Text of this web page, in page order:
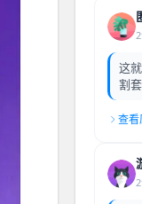
这
割
查看